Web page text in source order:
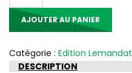
de
3291
AJOUTER AU PANIER
Catégorie : Edition Lemandat
DESCRIPTION